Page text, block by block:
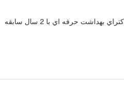
به ترتیب ارجحیت واجد شرایط ذیل مي باشد : 1-1-1( متخصص طب کار یا دکتراي بهداشت حرفه اي با 2 سال سابقه